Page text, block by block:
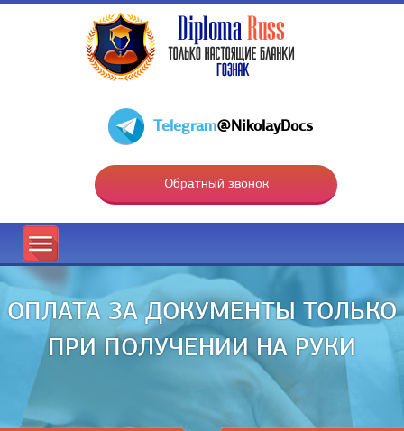
Telegram@NikolayDocs
Обратный звонок
ОПЛАТА ЗА ДОКУМЕНТЫ ТОЛЬКО
ПРИ ПОЛУЧЕНИИ НА РУКИ